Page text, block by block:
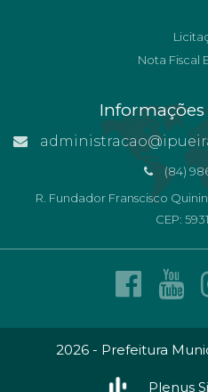
Nota Fiscal
(84)
R. Fundador Franscisco
CEP:
2026 - Prefeitura
Plenus